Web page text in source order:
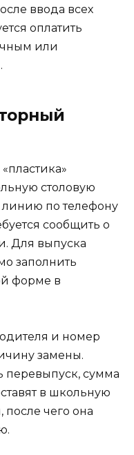
ввода всех
оплатить
или
столовую
линию по телефону
сообщить о
Для выпуска
заполнить
форме в
и номер
замены.
перевыпуск, сумма
в школьную
после чего она